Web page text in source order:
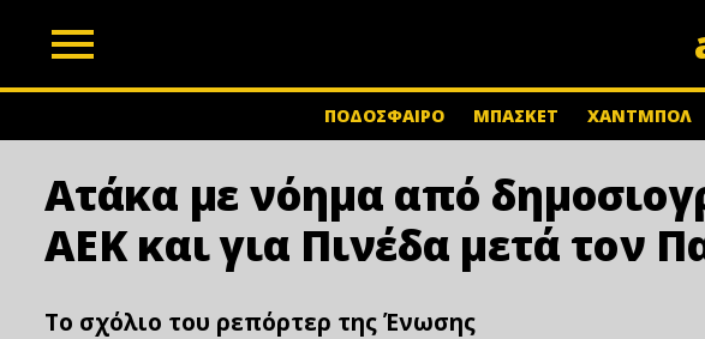
ΠΟΔΟΣΦΑΙΡΟ ΜΠΑΣΚΕΤ ΧΑΝΤΜΠΟΛ
Ατάκα με νόημα από
ΑΕΚ και για Πινέδα μετά τον
Το σχόλιο του ρεπόρτερ της Ένωσης